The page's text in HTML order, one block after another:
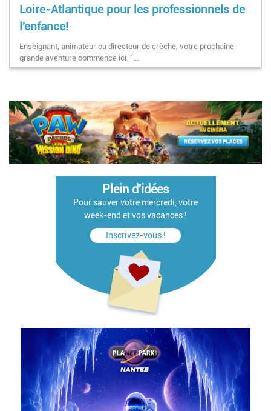
Loire-Atlantique pour les professionnels de
l'enfance!
Enseignant, animateur ou directeur de crèche, votre prochaine
grande aventure commence ici. "…
Plein d'idées
Pour sauver votre mercredi, votre
week-end et vos vacances !
Inscrivez-vous !